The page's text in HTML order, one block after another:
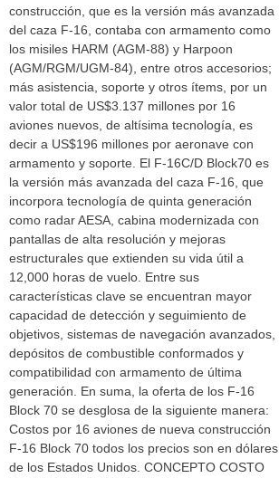
construcción, que es la versión más avanzada
del caza F-16, contaba con armamento como
los misiles HARM (AGM-88) y Harpoon
(AGM/RGM/UGM-84), entre otros accesorios;
más asistencia, soporte y otros ítems, por un
valor total de US$3.137 millones por 16
aviones nuevos, de altísima tecnología, es
decir a US$196 millones por aeronave con
armamento y soporte. El F-16C/D Block70 es
la versión más avanzada del caza F-16, que
incorpora tecnología de quinta generación
como radar AESA, cabina modernizada con
pantallas de alta resolución y mejoras
estructurales que extienden su vida útil a
12,000 horas de vuelo. Entre sus
características clave se encuentran mayor
capacidad de detección y seguimiento de
objetivos, sistemas de navegación avanzados,
depósitos de combustible conformados y
compatibilidad con armamento de última
generación. En suma, la oferta de los F-16
Block 70 se desglosa de la siguiente manera:
Costos por 16 aviones de nueva construcción
F-16 Block 70 todos los precios son en dólares
de los Estados Unidos. CONCEPTO COSTO